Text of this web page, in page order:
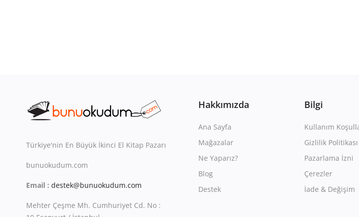
Türkiye'nin En Büyük İkinci El Kitap Pazarı
bunuokudum.com
Email : destek@bunuokudum.com
Mehter Çeşme Mh. Cumhuriyet Cd. No :
Hakkımızda
Ana Sayfa
Mağazalar
Ne Yaparız?
Blog
Destek
Bilgi
Kullanım
Gizlilik Politikası
Pazarlama İzni
Çerezler
İade & Değişim